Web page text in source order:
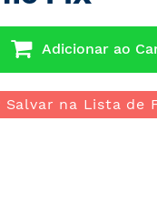
Adicionar ao
Salvar na Lista de